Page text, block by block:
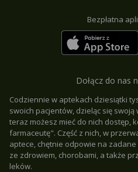
Bezpłatna
Dołącz do nas
Codziennie w aptekach dziesiątki
swoich pacjentów, dzieląc się swoją
teraz możesz mieć do nich dostęp,
farmaceutę". Część z nich, w
aptece, chętnie odpowie na
ze zdrowiem, chorobami, a także
leków.